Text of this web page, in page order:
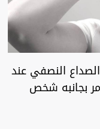
النصفي عند
بجانبه شخص